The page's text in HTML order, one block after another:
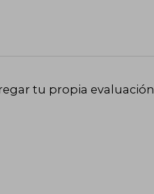
tu propia evaluación